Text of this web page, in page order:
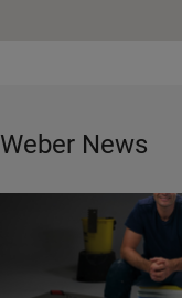
Weber News